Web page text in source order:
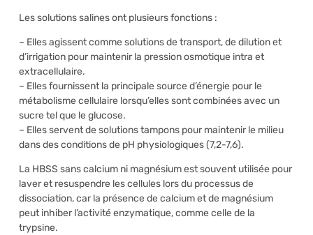
Les solutions salines ont plusieurs fonctions :
– Elles agissent comme solutions de transport, de dilution et
d’irrigation pour maintenir la pression osmotique intra et
extracellulaire.
– Elles fournissent la principale source d’énergie pour le
métabolisme cellulaire lorsqu’elles sont combinées avec un
sucre tel que le glucose.
– Elles servent de solutions tampons pour maintenir le milieu
dans des conditions de pH physiologiques (7,2-7,6).
La HBSS sans calcium ni magnésium est souvent utilisée pour
laver et resuspendre les cellules lors du processus de
dissociation, car la présence de calcium et de magnésium
peut inhiber l’activité enzymatique, comme celle de la
trypsine.